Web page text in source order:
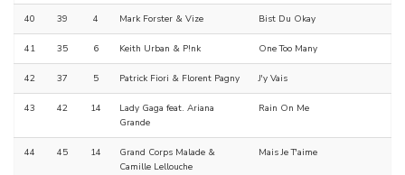
40 39 4 Mark Forster & Vize Bist Du Okay
41 35 6 Keith Urban & P!nk One Too Many
42 37 5 Patrick Fiori & Florent Pagny J'y Vais
43 42 14
Lady Gaga feat. Ariana
Grande
Rain On Me
44 45 14
Grand Corps Malade &
Camille Lellouche
Mais Je T'aime